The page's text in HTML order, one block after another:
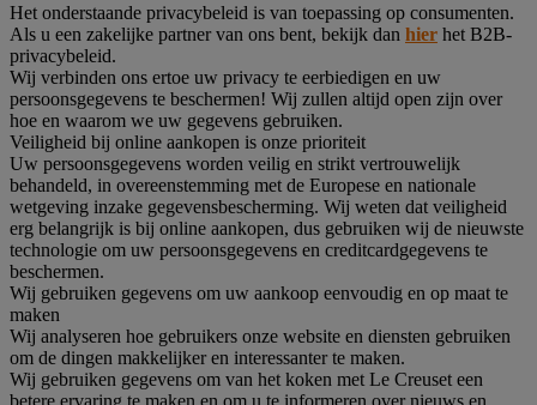
Het onderstaande privacybeleid is van toepassing op consumenten.
Als u een zakelijke partner van ons bent, bekijk dan hier het B2B-
privacybeleid.
Wij verbinden ons ertoe uw privacy te eerbiedigen en uw
persoonsgegevens te beschermen! Wij zullen altijd open zijn over
hoe en waarom we uw gegevens gebruiken.
Veiligheid bij online aankopen is onze prioriteit
Uw persoonsgegevens worden veilig en strikt vertrouwelijk
behandeld, in overeenstemming met de Europese en nationale
wetgeving inzake gegevensbescherming. Wij weten dat veiligheid
erg belangrijk is bij online aankopen, dus gebruiken wij de nieuwste
technologie om uw persoonsgegevens en creditcardgegevens te
beschermen.
Wij gebruiken gegevens om uw aankoop eenvoudig en op maat te
maken
Wij analyseren hoe gebruikers onze website en diensten gebruiken
om de dingen makkelijker en interessanter te maken.
Wij gebruiken gegevens om van het koken met Le Creuset een
betere ervaring te maken en om u te informeren over nieuws en